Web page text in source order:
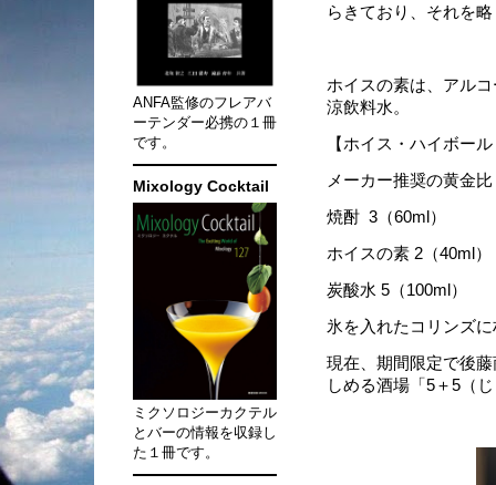
らきており、それを
ホイスの素は、アル
涼飲料水。
【ホイス・ハイボー
メーカー推奨の黄金比
焼酎 3（60ml）
ホイスの素 2（40ml）
炭酸水 5（100ml）
氷を入れたコリンズ
現在、期間限定で後
しめる酒場「5＋5（
ANFA監修のフレアバ
ーテンダー必携の１冊
です。
Mixology Cocktail
ミクソロジーカクテル
とバーの情報を収録し
た１冊です。